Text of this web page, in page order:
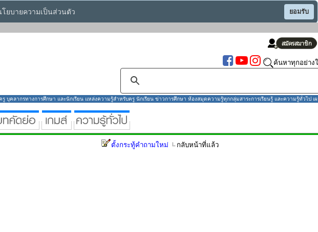
โยบายความเป็นส่วนตัว ยอมรับ
ค้นหาทุกอย่าง
บุคลากรทางการศึกษา และนักเรียน แหล่งความรู้สำหรับครู นักเรียน ข่าวการศึกษา ห้องสมุดความรู้ทุกกลุ่มสาระการเรียนรู้ และความรู้ทั่วไป เ
ตั้งกระทู้คำถามใหม่ กลับหน้าที่แล้ว